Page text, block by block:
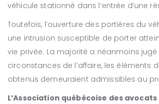
véhicule stationné dans l’entrée d’une
Toutefois, l’ouverture des portières du
une intrusion susceptible de porter
vie privée. La majorité a néanmoins jugé
circonstances de l’affaire, les éléments
obtenus demeuraient admissibles au
L’Association québécoise des